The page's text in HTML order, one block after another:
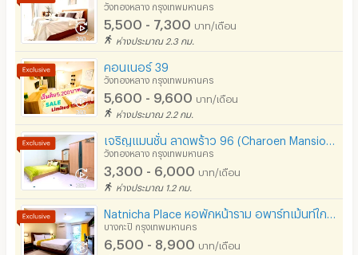
วังทองหลาง กรุงเทพมหานคร
5,500 - 7,300 บาท/เดือน
ห่างประมาณ 2.3 กม.
คอนเนอร์ 39
วังทองหลาง กรุงเทพมหานคร
5,600 - 9,600 บาท/เดือน
ห่างประมาณ 2.2 กม.
วังทองหลาง กรุงเทพมหานคร
3,300 - 6,000 บาท/เดือน
ห่างประมาณ 1.2 กม.
บางกะปิ กรุงเทพมหานคร
6,500 - 8,900 บาท/เดือน